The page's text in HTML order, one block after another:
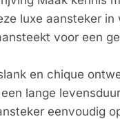
luxe aansteker
voor een
en chique
lange
eenvoudig